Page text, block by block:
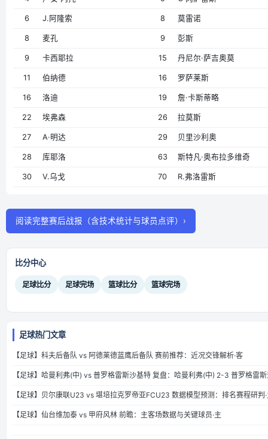
6 J.阿隆索 8 莫雷诺
8 麦孔 9 彭斯
9 卡西耶拉 15 丹尼尔·萨吉奥莫
11 伯纳德 16 罗萨莱斯
16 洛迪 19 詹·卡斯蒂略
22 埃弗森 26 拉莫斯
27 A·明达 29 贝里沙利奥
28 库耶洛 63 斯特凡·奥布拉多维奇
30 V.乌戈 70 R.弗洛雷斯
阅读完整赛后战报（含技术统计与球员点评）›
比分中心
足球比分 足球完场 篮球比分 篮球完场
足球热门文章
【足球】科夫后备队 vs 阿德莱德蓝鹰后备队 赛前推荐：近况交锋解析·客
【足球】哈曼利弗(中) vs 普罗格雷斯沙基特 复盘：哈曼利弗(中) 2-3 普罗格雷
【足球】贝尔康联U23 vs 堪培拉克罗帝亚FCU23 数据模型预测：排名赛程研判
【足球】仙台维加泰 vs 甲府风林 前瞻：主客场数据与关键球员·主